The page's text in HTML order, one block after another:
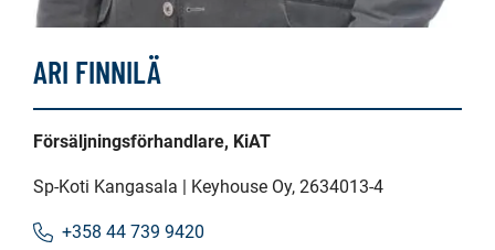
ARI FINNILÄ
Försäljningsförhandlare, KiAT
Sp-Koti Kangasala | Keyhouse Oy, 2634013-4
+358 44 739 9420